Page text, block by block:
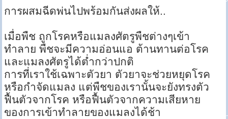
การผสมฉีดพ่นไปพร้อมกันส่งผลให้..
เมื่อพืช ถูกโรคหรือแมลงศัตรูพืชต่างๆเข้า
ทำลาย พืชจะมีความอ่อนแอ ต้านทานต่อโรค
และแมลงศัตรูได้ต่ำกว่าปกติ
การที่เราใช้เฉพาะตัวยา ตัวยาจะช่วยหยุดโรค
หรือกำจัดแมลง แต่พืชของเรานั้นจะยังทรงตัว
ฟื้นตัวจากโรค หรือฟื้นตัวจากความเสียหาย
ของการเข้าทำลายของแมลงได้ช้า